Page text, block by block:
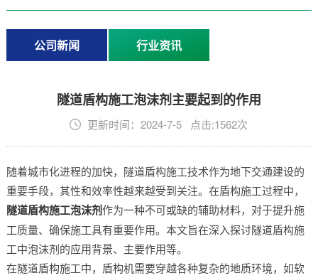
新闻资讯
常见问题
公司新闻 行业资讯
隧道盾构施工泡沫剂主要起到的作用
更新时间：2024-7-5 点击:1562次
随着城市化进程的加快，隧道盾构施工技术作为地下交通建设的
重要手段，其性和效率性越来越受到关注。在盾构施工过程中，
隧道盾构施工泡沫剂作为一种不可或缺的辅助材料，对于提升施
工质量、确保施工具有重要作用。本文旨在深入探讨隧道盾构施
工中泡沫剂的应用背景、主要作用等。
在隧道盾构施工中，盾构机需要穿越各种复杂的地质环境，如软